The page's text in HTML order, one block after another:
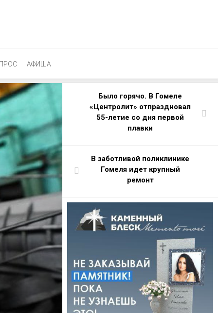
АФИША
Было горячо. В Гомеле
«Центролит» отпраздновал
55-летие со дня первой
плавки
В заботливой поликлинике
Гомеля идет крупный
ремонт